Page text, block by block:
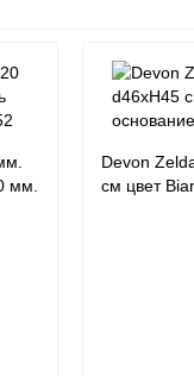
мм.
Devon
см цвет